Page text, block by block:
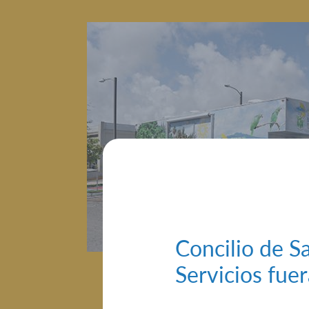
Concilio de
Servicios